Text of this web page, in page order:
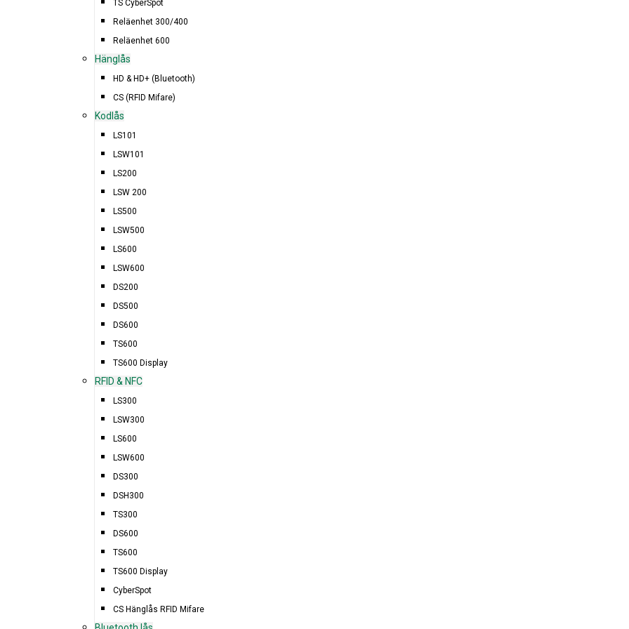
TS CyberSpot
Reläenhet 300/400
Reläenhet 600
Hänglås
HD & HD+ (Bluetooth)
CS (RFID Mifare)
Kodlås
LS101
LSW101
LS200
LSW 200
LS500
LSW500
LS600
LSW600
DS200
DS500
DS600
TS600
TS600 Display
RFID & NFC
LS300
LSW300
LS600
LSW600
DS300
DSH300
TS300
DS600
TS600
TS600 Display
CyberSpot
CS Hänglås RFID Mifare
NYHET! TRÅDLÖST ONLINE LÅSSYSTEM
WINDOWS 11 VERSION 26100.2894
MERLIFY DIGITALA NYCKLAR
WINDOWS 11 OCH LM6 + LM7